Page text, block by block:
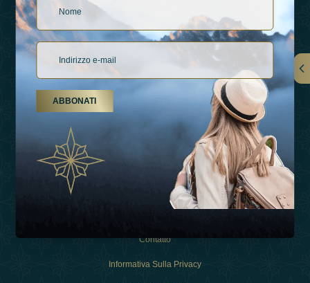
Collegamenti
Esperienza
Contatto
Informativa Sulla Privacy
ABBONATI